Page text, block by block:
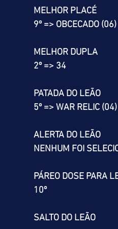
MELHOR PLACÉ
9º => OBCECADO (06)
MELHOR DUPLA
2º => 34
PATADA DO LEÃO
5º => WAR RELIC (04)
ALERTA DO LEÃO
NENHUM FOI
PÁREO DOSE PARA
10º
SALTO DO LEÃO